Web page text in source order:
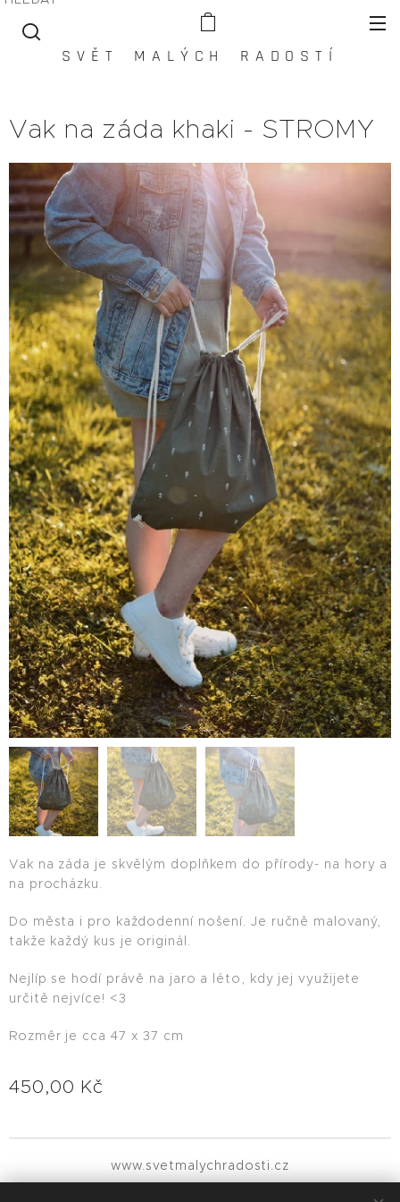
S V Ě T M A L Ý C H R A D O S T Í
Vak na záda khaki - STROMY
Vak na záda je skvělým doplňkem do přírody- na hory a
na procházku.
Do města i pro každodenní nošení. Je ručně malovaný,
takže každý kus je originál.
Nejlíp se hodí právě na jaro a léto, kdy jej využijete
určitě nejvíce! <3
Rozměr je cca 47 x 37 cm
450,00 Kč
www.svetmalychradosti.cz